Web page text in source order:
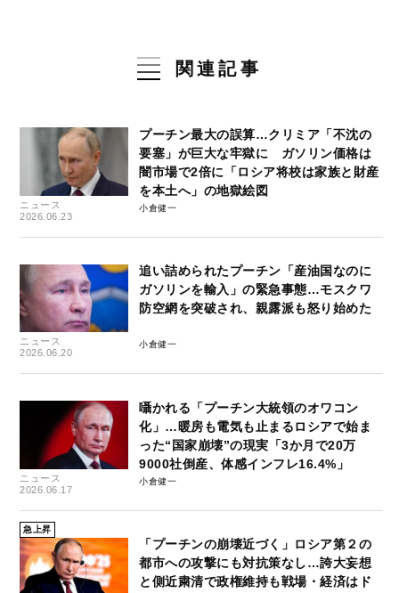
関連記事
ニュース
2026.06.23
プーチン最大の誤算…クリミア「不沈の
要塞」が巨大な牢獄に ガソリン価格は
闇市場で2倍に「ロシア将校は家族と財産
を本土へ」の地獄絵図
小倉健一
ニュース
2026.06.20
追い詰められたプーチン「産油国なのに
ガソリンを輸入」の緊急事態…モスクワ
防空網を突破され、親露派も怒り始めた
小倉健一
ニュース
2026.06.17
囁かれる「プーチン大統領のオワコン
化」…暖房も電気も止まるロシアで始ま
った“国家崩壊”の現実「3か月で20万
9000社倒産、体感インフレ16.4%」
小倉健一
急上昇
「プーチンの崩壊近づく」ロシア第２の
都市への攻撃にも対抗策なし…誇大妄想
と側近粛清で政権維持も戦場・経済はド